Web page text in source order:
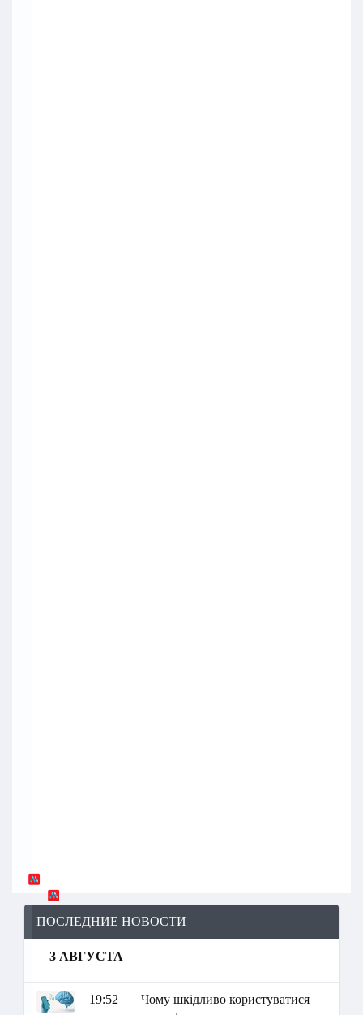
ПОСЛЕДНИЕ НОВОСТИ
3 АВГУСТА
19:52
Чому шкідливо користуватися